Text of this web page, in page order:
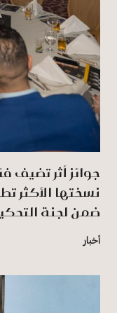
جوائز أثر تضيف
ضمن لجنة التحكيم
أخبار